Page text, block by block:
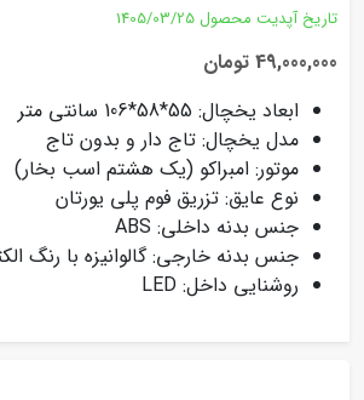
تاریخ آپدیت محصول 1405/03/25
49,000,000 تومان
ابعاد یخچال: 55*58*106 سانتی متر
مدل یخچال: تاج دار و بدون تاج
موتور: امبراکو (یک هشتم اسب بخار)
نوع عایق: تزریق فوم پلی یورتان
جنس بدنه داخلی: ABS
جنس بدنه خارجی: گالوانیزه با رنگ
روشنایی داخل: LED